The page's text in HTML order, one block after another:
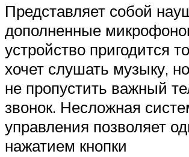
Представляет собой
дополненные
устройство пригодится
хочет слушать музыку,
не пропустить важный
звонок. Несложная
управления позволяет
нажатием кнопки